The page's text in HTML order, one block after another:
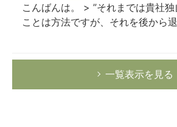
こんばんは。 > ”それまでは貴社
ことは方法ですが、それを後から
一覧表示を見る